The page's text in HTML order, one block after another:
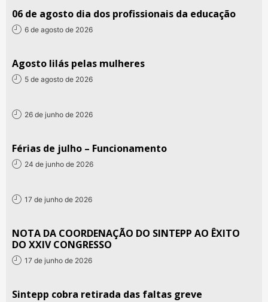
06 de agosto dia dos profissionais da educação
6 de agosto de 2026
Agosto lilás pelas mulheres
5 de agosto de 2026
26 de junho de 2026
Férias de julho – Funcionamento
24 de junho de 2026
17 de junho de 2026
NOTA DA COORDENAÇÃO DO SINTEPP AO ÊXITO
DO XXIV CONGRESSO
17 de junho de 2026
Sintepp cobra retirada das faltas greve